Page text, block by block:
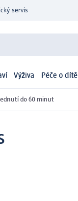
servis
Výživa Péče o dítě
do 60 minut